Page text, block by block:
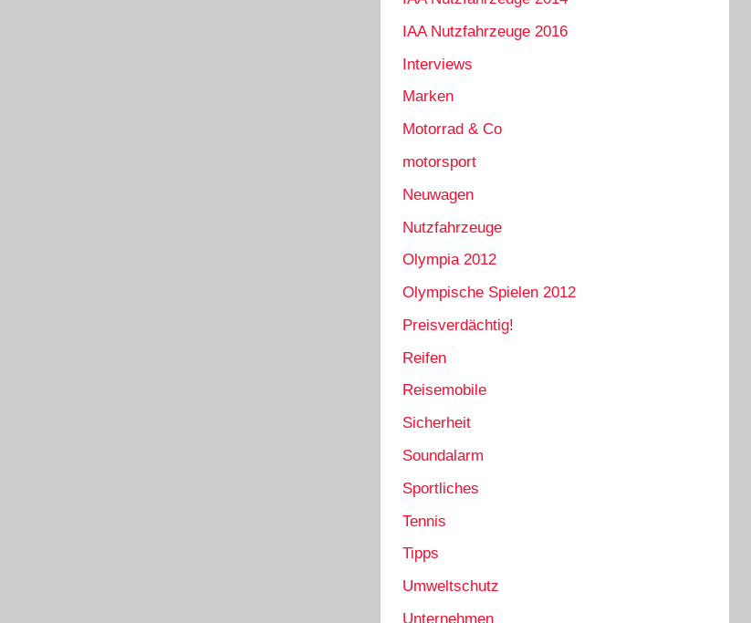
IAA Nutzfahrzeuge 2016
Interviews
Marken
Motorrad & Co
motorsport
Neuwagen
Nutzfahrzeuge
Olympia 2012
Olympische Spielen 2012
Preisverdächtig!
Reifen
Reisemobile
Sicherheit
Soundalarm
Sportliches
Tennis
Tipps
Umweltschutz
Unternehmen